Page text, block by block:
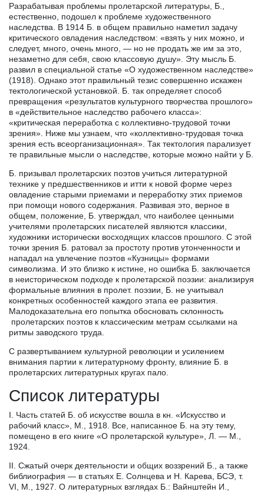
Разрабатывая проблемы пролетарской литературы, Б.,
естественно, подошел к проблеме художественного
наследства. В 1914 Б. в общем правильно наметил задачу
критического овладения наследством: «взять у них можно, и
следует, много, очень много, — но не продать же им за это,
незаметно для себя, свою классовую душу». Эту мысль Б.
развил в специальной статье «О художественном наследстве»
(1918). Однако этот правильный тезис совершенно искажен
тектологической установкой. Б. так определяет способ
превращения «результатов культурного творчества прошлого»
в «действительное наследство рабочего класса»:
«критическая переработка с коллективно-трудовой точки
зрения». Ниже мы узнаем, что «коллективно-трудовая точка
зрения есть всеорганизационная». Так тектология парализует
те правильные мысли о наследстве, которые можно найти у Б.
Б. призывал пролетарских поэтов учиться литературной
технике у предшественников и итти к новой форме через
овладение старыми приемами и переработку этих приемов
при помощи нового содержания. Развивая это, верное в
общем, положение, Б. утверждал, что наиболее ценными
учителями пролетарских писателей являются классики,
художники исторически восходящих классов прошлого. С этой
точки зрения Б. ратовал за простоту против утонченности и
нападал на увлечение поэтов «Кузницы» формами
символизма. И это близко к истине, но ошибка Б. заключается
в неисторическом подходе к пролетарской поэзии: анализируя
формальные влияния в пролет. поэзии, Б. не учитывал
конкретных особенностей каждого этапа ее развития.
Малодоказательна его попытка обосновать склонность
пролетарских поэтов к классическим метрам ссылками на
ритмы заводского труда.
С развертыванием культурной революции и усилением
внимания партии к литературному фронту, влияние Б. в
пролетарских литературных кругах пало.
Список литературы
I. Часть статей Б. об искусстве вошла в кн. «Искусство и
рабочий класс», М., 1918. Все, написанное Б. на эту тему,
помещено в его книге «О пролетарской культуре», Л. — М.,
1924.
II. Сжатый очерк деятельности и общих воззрений Б., а также
библиография — в статьях Е. Солнцева и Н. Карева, БСЭ, т.
VI, М., 1927. О литературных взглядах Б.: Вайнштейн И.,